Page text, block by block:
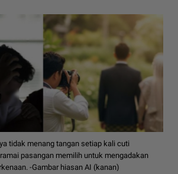
tidak menang tangan setiap kali cuti
pasangan memilih untuk mengadakan
-Gambar hiasan AI (kanan)